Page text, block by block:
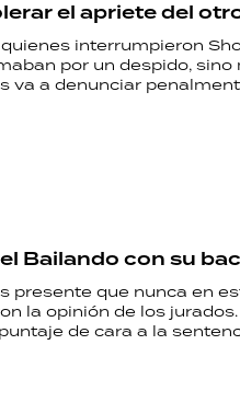
el apriete del
interrumpieron
por un despido, sino
va a denunciar
Bailando con su
presente que nunca en
la opinión de los
de cara a la